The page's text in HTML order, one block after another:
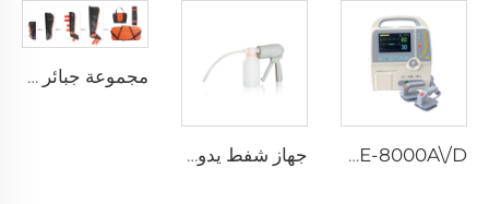
XHE-8000A\/D جهاز إزالة الرجفان جهاز شفط يدوي للإنقاذ XH-MSR
مجموعة جبائر TPU YXH-9B